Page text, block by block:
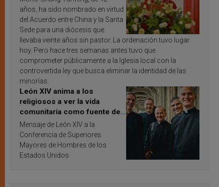
años, ha sido nombrado en virtud
del Acuerdo entre China y la Santa
Sede para una diócesis que
llevaba veinte años sin pastor. La ordenación tuvo lugar
hoy. Pero hace tres semanas antes tuvo que
comprometer públicamente a la Iglesia local con la
controvertida ley que busca eliminar la identidad de las
minorías.
León XIV anima a los
religiosos a ver la vida
comunitaria como fuente de
inspiración y santificación
Mensaje de León XIV a la
Conferencia de Superiores
Mayores de Hombres de los
Estados Unidos